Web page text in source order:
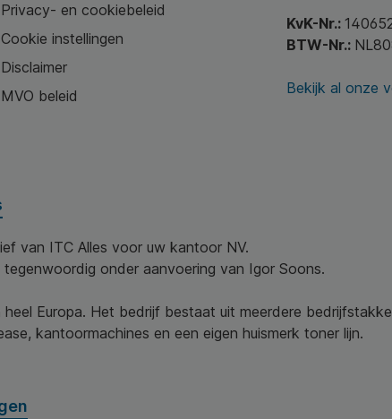
Privacy- en cookiebeleid
Cookie instellingen
Disclaimer
MVO beleid
KvK-Nr.:
BTW-Nr.:
Bekijk al onze
van ITC Alles voor uw kantoor NV.
onder aanvoering van Igor Soons.
Europa. Het bedrijf bestaat uit meerdere
kantoormachines en een eigen huismerk toner lijn.